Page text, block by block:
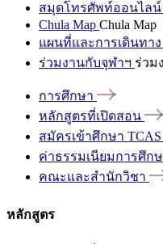
สมุดโทรศัพท์ออนไลน์
Chula Map Chula Map
แผนที่และการเดินทาง
ร่วมงานกับจุฬาฯ ร่วม
การศึกษา
หลักสูตรที่เปิดสอน
สมัครเข้าศึกษา TCAS
ค่าธรรมเนียมการศึก
คณะและสำนักวิชา
หลักสูตร